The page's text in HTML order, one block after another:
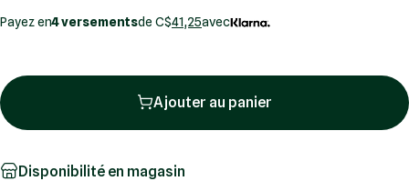
Payez en4 versementsde C$41,25avec
Ajouter au panier
Disponibilité en magasin